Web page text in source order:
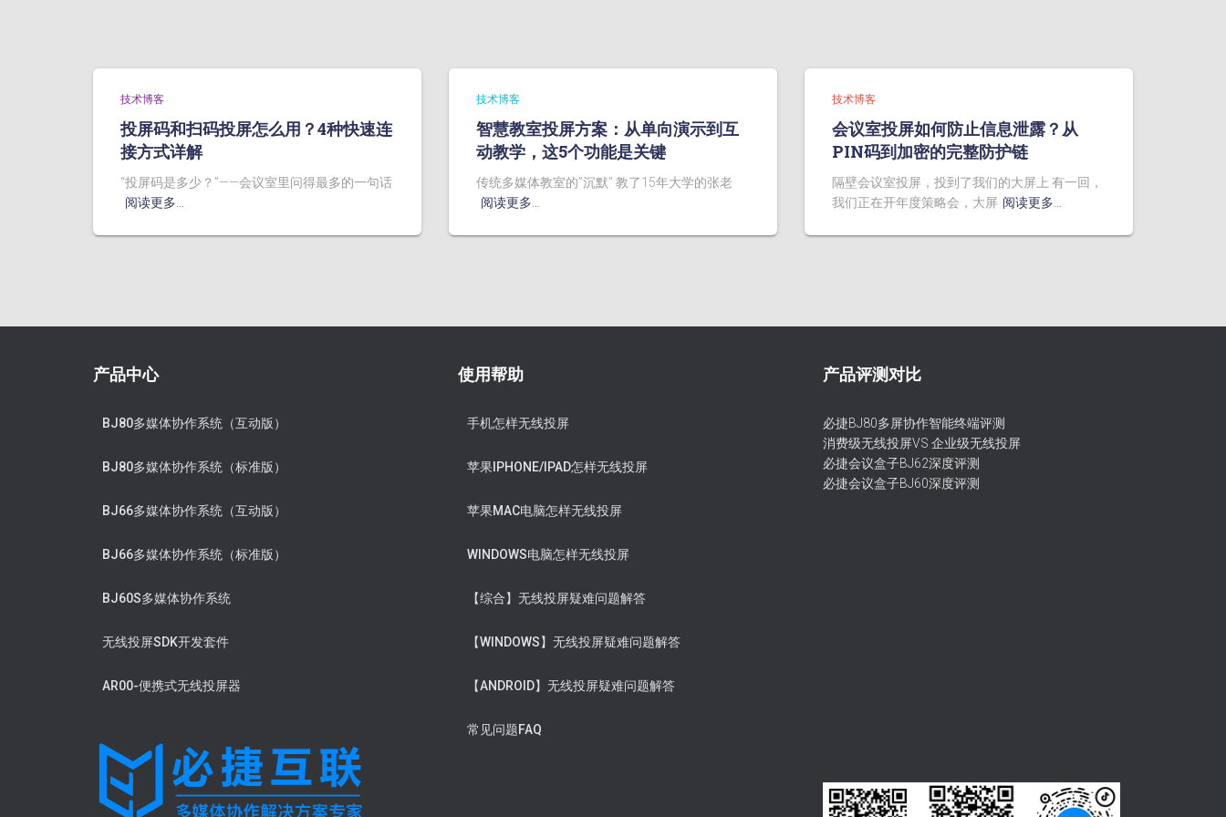
技术博客
投屏码和扫码投屏怎么用？4种快速连
接方式详解
“投屏码是多少？”——会议室里问得最多的一句话
阅读更多…
技术博客
智慧教室投屏方案：从单向演示到互
动教学，这5个功能是关键
传统多媒体教室的”沉默” 教了15年大学的张老
阅读更多…
技术博客
会议室投屏如何防止信息泄露？从
PIN码到加密的完整防护链
隔壁会议室投屏，投到了我们的大屏上 有一回，
我们正在开年度策略会，大屏 阅读更多…
产品中心
BJ80多媒体协作系统（互动版）
BJ80多媒体协作系统（标准版）
BJ66多媒体协作系统（互动版）
BJ66多媒体协作系统（标准版）
BJ60S多媒体协作系统
无线投屏SDK开发套件
AR00-便携式无线投屏器
使用帮助
手机怎样无线投屏
苹果IPHONE/IPAD怎样无线投屏
苹果MAC电脑怎样无线投屏
WINDOWS电脑怎样无线投屏
【综合】无线投屏疑难问题解答
【WINDOWS】无线投屏疑难问题解答
【ANDROID】无线投屏疑难问题解答
常见问题FAQ
产品评测对比
必捷BJ80多屏协作智能终端评测
消费级无线投屏VS 企业级无线投屏
必捷会议盒子BJ62深度评测
必捷会议盒子BJ60深度评测